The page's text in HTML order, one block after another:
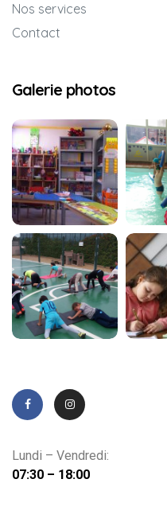
Nos services
Contact
Galerie photos
Lundi – Vendredi:
07:30 – 18:00